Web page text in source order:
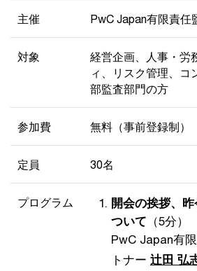
主催 PwC Japan有限責任
対象
経営企画、人事・労
ィ、リスク管理、コ
部監査部門の方
参加費 無料（事前登録制）
定員 30名
プログラム
開会の挨拶、
ついて （5分）
PwC Japan有
トナー 辻田 弘